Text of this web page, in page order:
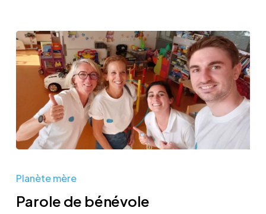
de
12h
de
Planète mère
Parole de bénévole